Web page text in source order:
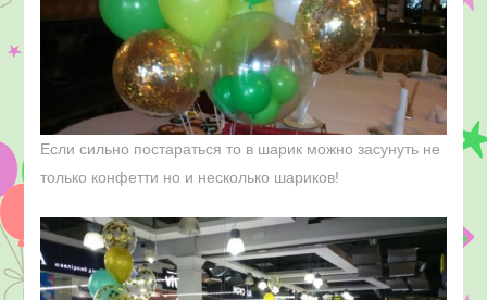
Если сильно постараться то в шарик можно засунуть не
только конфетти но и несколько шариков!